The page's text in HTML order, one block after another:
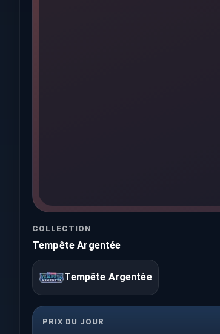
COLLECTION
Tempête Argentée
Tempête Argentée
PRIX DU JOUR